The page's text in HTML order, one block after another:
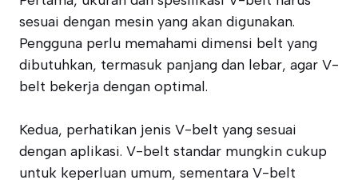
sesuai dengan mesin yang akan digunakan.
Pengguna perlu memahami dimensi belt yang
dibutuhkan, termasuk panjang dan lebar, agar V-
belt bekerja dengan optimal.
Kedua, perhatikan jenis V-belt yang sesuai
dengan aplikasi. V-belt standar mungkin cukup
untuk keperluan umum, sementara V-belt